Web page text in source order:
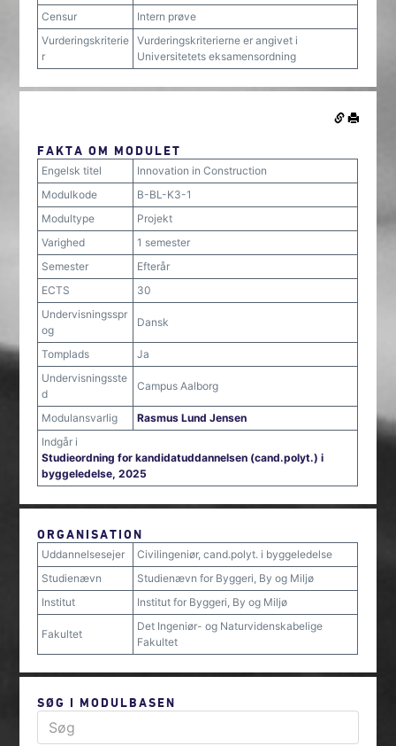
Censur
Intern prøve
Vurderingskriterie
r
Vurderingskriterierne er angivet i
Universitetets eksamensordning
FAKTA OM MODULET
Engelsk titel
Innovation in Construction
Modulkode
B-BL-K3-1
Modultype
Projekt
Varighed
1 semester
Semester
Efterår
ECTS
30
Undervisningsspr
og
Dansk
Tomplads
Ja
Undervisningsste
d
Campus Aalborg
Modulansvarlig
Rasmus Lund Jensen
Indgår i
Studieordning for kandidatuddannelsen (cand.polyt.) i
byggeledelse, 2025
ORGANISATION
Uddannelsesejer
Civilingeniør, cand.polyt. i byggeledelse
Studienævn
Studienævn for Byggeri, By og Miljø
Institut
Institut for Byggeri, By og Miljø
Fakultet
Det Ingeniør- og Naturvidenskabelige
Fakultet
SØG I MODULBASEN